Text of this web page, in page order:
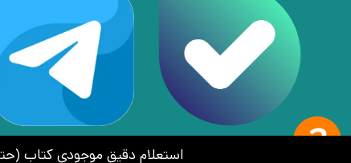
استعلام دقیق موجودی کتاب (حتی